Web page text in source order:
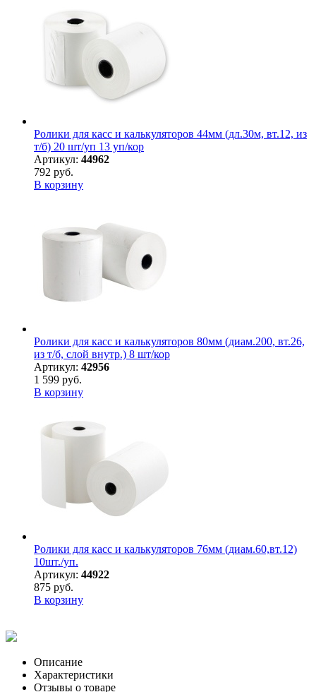
Ролики для касс и калькуляторов 44мм (дл.30м, вт.12, из
т/б) 20 шт/уп 13 уп/кор
Артикул: 44962
792 руб.
В корзину
Ролики для касс и калькуляторов 80мм (диам.200, вт.26,
из т/б, слой внутр.) 8 шт/кор
Артикул: 42956
1 599 руб.
В корзину
Ролики для касс и калькуляторов 76мм (диам.60,вт.12)
10шт./уп.
Артикул: 44922
875 руб.
В корзину
Описание
Характеристики
Отзывы о товаре